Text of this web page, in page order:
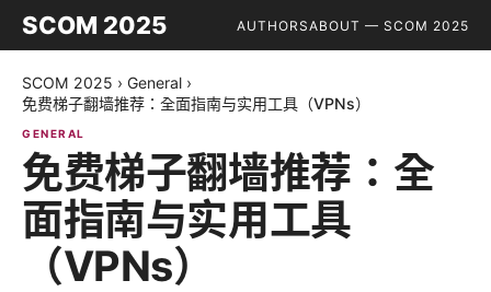
SCOM 2025 AUTHORSABOUT — SCOM 2025
SCOM 2025 › General ›
免费梯子翻墙推荐：全面指南与实用工具（VPNs）
GENERAL
免费梯子翻墙推荐：全
面指南与实用工具
（VPNs）